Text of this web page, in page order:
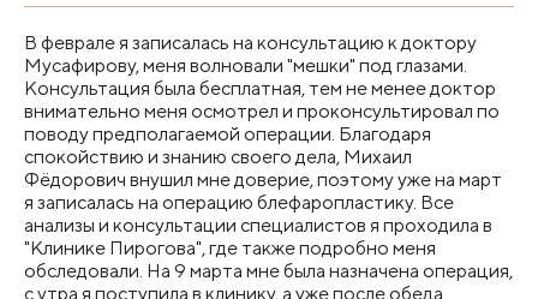
В феврале я записалась на консультацию к доктору
Мусафирову, меня волновали "мешки" под глазами.
Консультация была бесплатная, тем не менее доктор
внимательно меня осмотрел и проконсультировал по
поводу предполагаемой операции. Благодаря
спокойствию и знанию своего дела, Михаил
Фёдорович внушил мне доверие, поэтому уже на март
я записалась на операцию блефаропластику. Все
анализы и консультации специалистов я проходила в
"Клинике Пирогова", где также подробно меня
обследовали. На 9 марта мне была назначена операция,
с утра я поступила в клинику, а уже после обеда